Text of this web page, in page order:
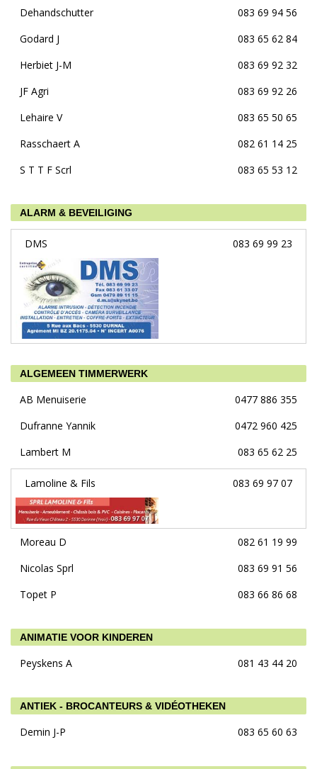
Dehandschutter
083 69 94 56
Godard J
083 65 62 84
Herbiet J-M
083 69 92 32
JF Agri
083 69 92 26
Lehaire V
083 65 50 65
Rasschaert A
082 61 14 25
S T T F Scrl
083 65 53 12
ALARM & BEVEILIGING
DMS 083 69 99 23
ALGEMEEN TIMMERWERK
AB Menuiserie
0477 886 355
Dufranne Yannik
0472 960 425
Lambert M
083 65 62 25
Lamoline & Fils 083 69 97 07
Moreau D
082 61 19 99
Nicolas Sprl
083 69 91 56
Topet P
083 66 86 68
ANIMATIE VOOR KINDEREN
Peyskens A 081 43 44 20
ANTIEK - BROCANTEURS & VIDÉOTHEKEN
Demin J-P 083 65 60 63